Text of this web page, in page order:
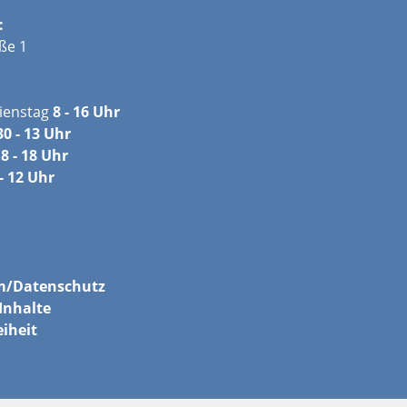
1
8 - 16 Uhr
- 13 Uhr
- 18 Uhr
12 Uhr
Datenschutz